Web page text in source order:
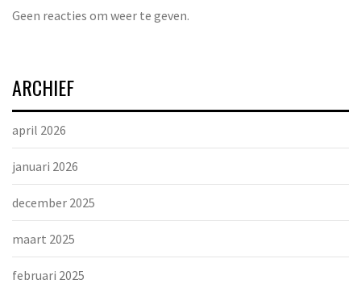
Geen reacties om weer te geven.
ARCHIEF
april 2026
januari 2026
december 2025
maart 2025
februari 2025